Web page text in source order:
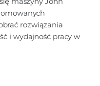
rozwiązania
i wydajność pracy w